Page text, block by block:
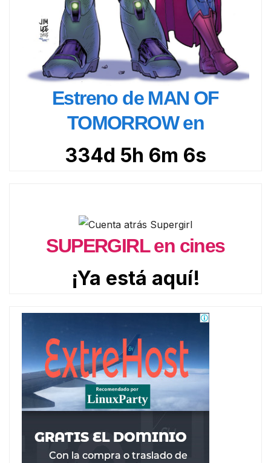
Estreno de MAN OF
TOMORROW en
334d 5h 6m 4s
SUPERGIRL en cines
¡Ya está aquí!